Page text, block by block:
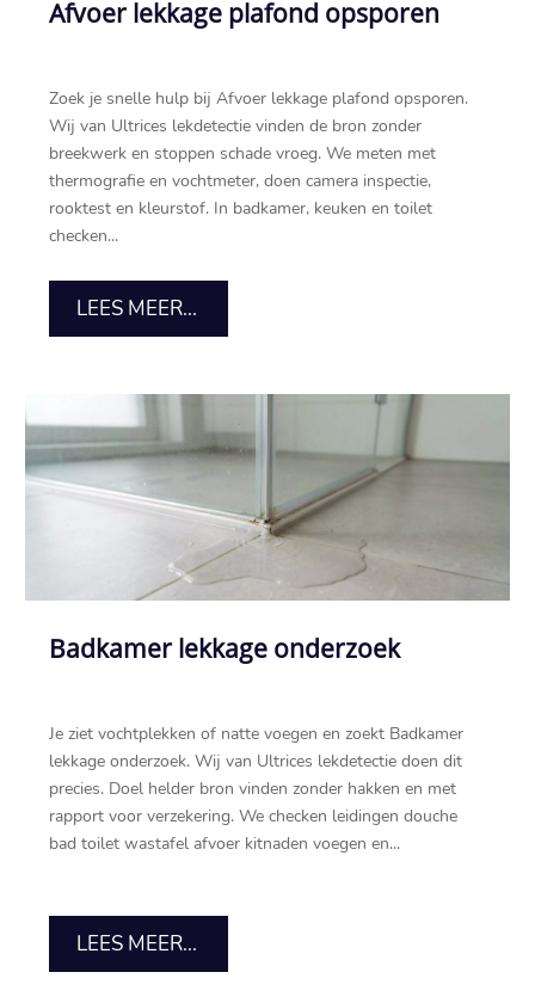
Afvoer lekkage plafond opsporen
Zoek je snelle hulp bij Afvoer lekkage plafond opsporen.
Wij van Ultrices lekdetectie vinden de bron zonder
breekwerk en stoppen schade vroeg. We meten met
thermografie en vochtmeter, doen camera inspectie,
rooktest en kleurstof. In badkamer, keuken en toilet
checken...
LEES MEER...
Badkamer lekkage onderzoek
Je ziet vochtplekken of natte voegen en zoekt Badkamer
lekkage onderzoek.​ Wij van Ultrices lekdetectie doen dit
precies.​ Doel helder bron vinden zonder hakken en met
rapport voor verzekering.​ We checken leidingen douche
bad toilet wastafel afvoer kitnaden voegen en...
LEES MEER...